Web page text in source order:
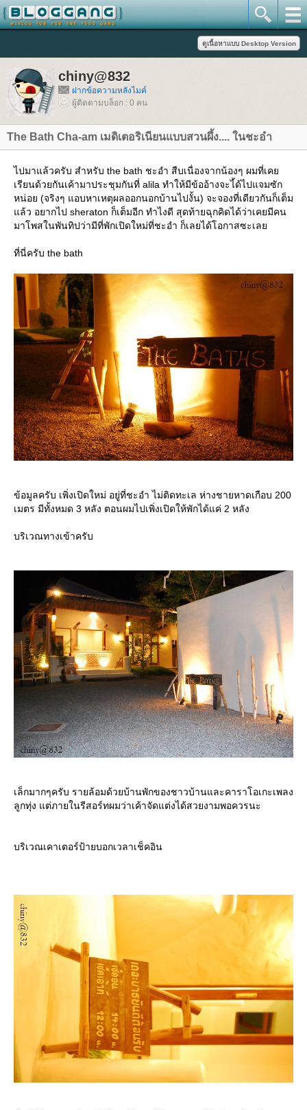
chiny@832
ฝากข้อความหลังไมค์
ผู้ติดตามบล็อก : 0 คน
The Bath Cha-am เมดิเตอริเนียนแบบสวนผึ้ง.... ในชะอำ
ไปมาแล้วครับ สำหรับ the bath ชะอำ สืบเนื่องจากน้องๆ ผมที่เค
เรียนด้วยกันเค้ามาประชุมกันที่ alila ทำให้มีข้ออ้างจะไ้ด้ไปแจมซัก
หน่อย (จริงๆ แอบหาเหตุผลออกนอกบ้านไปงั้น) จะจองที่เดียวกันก็เต็ม
ล้ว อยากไป sheraton ก็เต็มอีก ทำไงดี สุดท้ายฉุกคิดได้ว่าเคยมีคน
มาโพสในพันทิปว่ามีที่พักเปิดใหม่ที่ชะอำ ก็เลยได้โอกาสซะเล
ที่นี่ครับ the bath
ข้อมูลครับ เพิ่งเปิดใหม่ อยู่ที่ชะอำ ไม่ติดทะเล ห่างชายหาดเกือบ 200
เมตร มีทั้งหมด 3 หลัง ตอนผมไปเพิ่งเปิดให้พักได้แค่ 2 หลัง
บริเวณทางเข้าครับ
เล็กมากๆครับ รายล้อมด้วยบ้านพักของชาวบ้านและคาราโอเกะเพลง
ลูกทุ่ง แต่ภายในรีสอร์ทผมว่าเค้าจัดแต่งได้สวยงามพอควรนะ
บริเวณเคาเตอร์ป้ายบอกเวลาเช็คอิน